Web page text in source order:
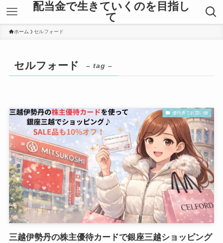
配当金で生きていくのを目指し
て
ホーム セルフォード
セルフォード – tag –
優待券でお買い物
三越伊勢丹の株主優待カードで銀座三越ショッピング